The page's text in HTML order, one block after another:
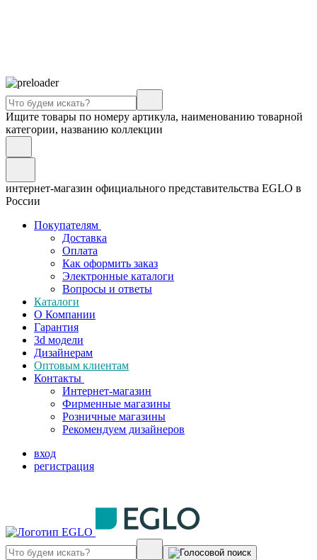
Ищите товары по номеру артикула, наименованию товарной
категории, названию коллекции
интернет-магазин официального представительства EGLO в
России
Покупателям
Доставка
Оплата
Как оформить заказ
Электронные каталоги
Вопросы и ответы
Каталоги
О Компании
Гарантия
3d модели
Дизайнерам
Оптовым клиентам
Контакты
Интернет-магазин
Фирменные магазины
Розничные магазины
Рекомендуем дизайнеров
вход
регистрация